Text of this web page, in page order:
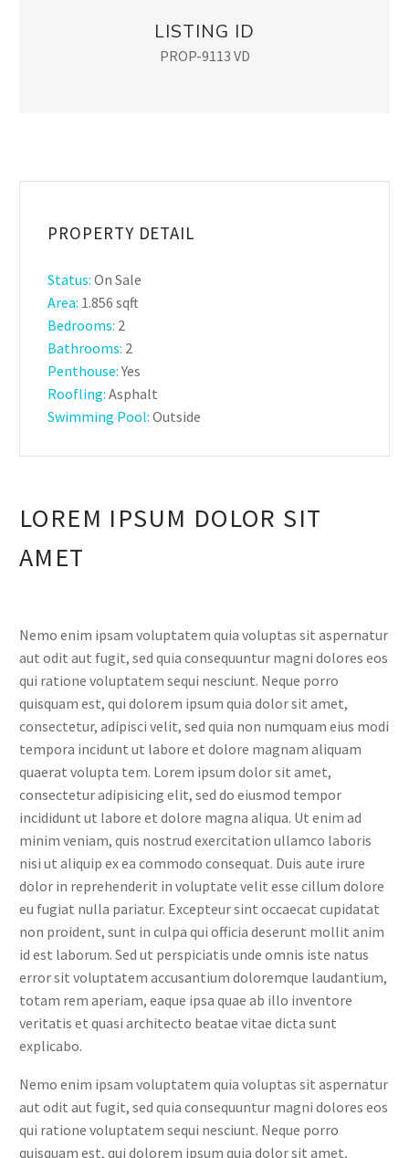
LISTING ID
PROP-9113 VD
PROPERTY DETAIL
Status: On Sale
Area: 1.856 sqft
Bedrooms: 2
Bathrooms: 2
Penthouse:Yes
Roofling: Asphalt
Swimming Pool: Outside
LOREM IPSUM DOLOR SIT
AMET
Nemo enim ipsam voluptatem quia voluptas sit aspernatur
aut odit aut fugit, sed quia consequuntur magni dolores eos
qui ratione voluptatem sequi nesciunt. Neque porro
quisquam est, qui dolorem ipsum quia dolor sit amet,
consectetur, adipisci velit, sed quia non numquam eius modi
tempora incidunt ut labore et dolore magnam aliquam
quaerat volupta tem. Lorem ipsum dolor sit amet,
consectetur adipisicing elit, sed do eiusmod tempor
incididunt ut labore et dolore magna aliqua. Ut enim ad
minim veniam, quis nostrud exercitation ullamco laboris
nisi ut aliquip ex ea commodo consequat. Duis aute irure
dolor in reprehenderit in voluptate velit esse cillum dolore
eu fugiat nulla pariatur. Excepteur sint occaecat cupidatat
non proident, sunt in culpa qui officia deserunt mollit anim
id est laborum. Sed ut perspiciatis unde omnis iste natus
error sit voluptatem accusantium doloremque laudantium,
totam rem aperiam, eaque ipsa quae ab illo inventore
veritatis et quasi architecto beatae vitae dicta sunt
explicabo.
Nemo enim ipsam voluptatem quia voluptas sit aspernatur
aut odit aut fugit, sed quia consequuntur magni dolores eos
qui ratione voluptatem sequi nesciunt. Neque porro
quisquam est, qui dolorem ipsum quia dolor sit amet,